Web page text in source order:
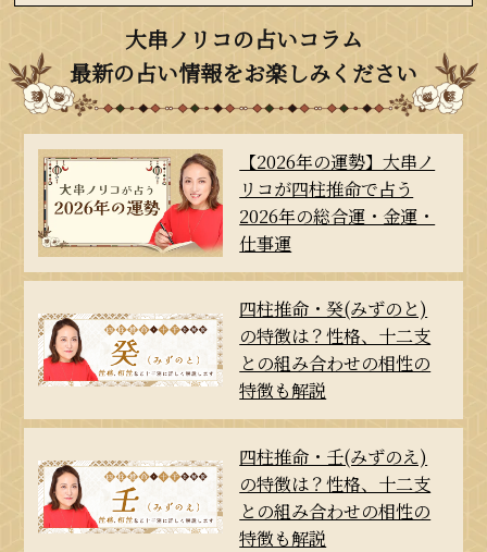
大串ノリコの占いコラム
最新の占い情報をお楽しみください
【2026年の運勢】大串ノ
リコが四柱推命で占う
2026年の総合運・金運・
仕事運
四柱推命・癸(みずのと)
の特徴は？性格、十二支
との組み合わせの相性の
特徴も解説
四柱推命・壬(みずのえ)
の特徴は？性格、十二支
との組み合わせの相性の
特徴も解説